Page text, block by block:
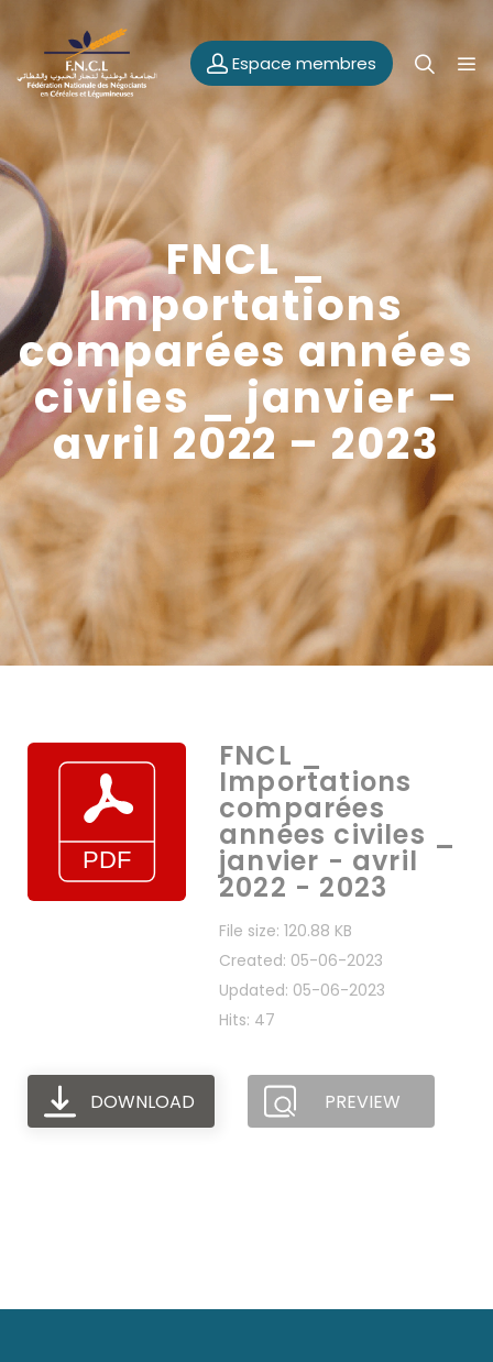
Espace membres
FNCL _
Importations
comparées années
civiles _ janvier –
avril 2022 – 2023
FNCL _
Importations
comparées
années civiles _
janvier - avril
2022 - 2023
File size: 120.88 KB
Created: 05-06-2023
Updated: 05-06-2023
Hits: 47
DOWNLOAD PREVIEW